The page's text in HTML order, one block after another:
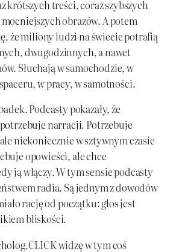
krótszych treści, coraz szybszych
obrazów. A potem
że miliony ludzi na świecie potrafią
dwugodzinnych, a nawet
Słuchają w samochodzie, w
w pracy, w samotności.
Podcasty pokazały, że
narracji. Potrzebuje
niekoniecznie w sztywnym czasie
opowieści, ale chce
ją włączy. W tym sensie podcasty
radia. Są jednym z dowodów
rację od początku: głos jest
bliskości.
widzę w tym coś